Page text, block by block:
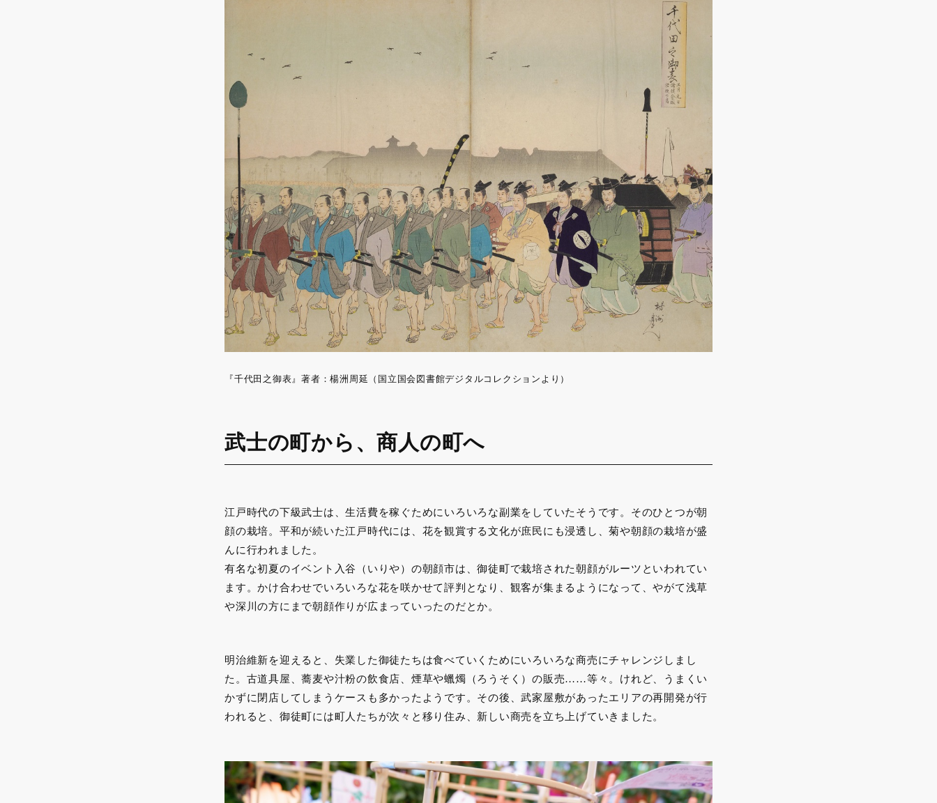
『千代田之御表』著者：楊洲周延（国立国会図書館デジタルコレクションより）
武士の町から、商人の町へ
江戸時代の下級武士は、生活費を稼ぐためにいろいろな副業をしていたそうです。そのひとつが朝
顔の栽培。平和が続いた江戸時代には、花を観賞する文化が庶民にも浸透し、菊や朝顔の栽培が盛
んに行われました。
有名な初夏のイベント入谷（いりや）の朝顔市は、御徒町で栽培された朝顔がルーツといわれてい
ます。かけ合わせでいろいろな花を咲かせて評判となり、観客が集まるようになって、やがて浅草
や深川の方にまで朝顔作りが広まっていったのだとか。
明治維新を迎えると、失業した御徒たちは食べていくためにいろいろな商売にチャレンジしまし
た。古道具屋、蕎麦や汁粉の飲食店、煙草や蠟燭（ろうそく）の販売……等々。けれど、うまくい
かずに閉店してしまうケースも多かったようです。その後、武家屋敷があったエリアの再開発が行
われると、御徒町には町人たちが次々と移り住み、新しい商売を立ち上げていきました。